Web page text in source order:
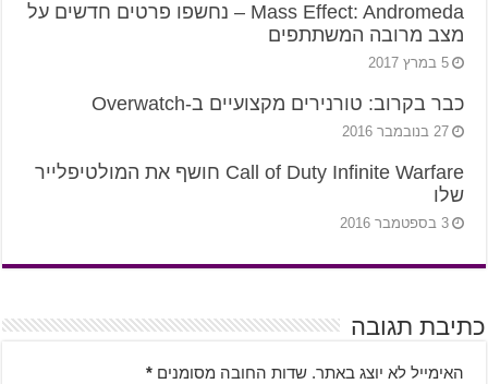
Mass Effect: Andromeda – נחשפו פרטים חדשים על
מצב מרובה המשתתפים
5 במרץ 2017
כבר בקרוב: טורנירים מקצועיים ב-Overwatch
27 בנובמבר 2016
Call of Duty Infinite Warfare חושף את המולטיפלייר
שלו
3 בספטמבר 2016
כתיבת תגובה
האימייל לא יוצג באתר. שדות החובה מסומנים *